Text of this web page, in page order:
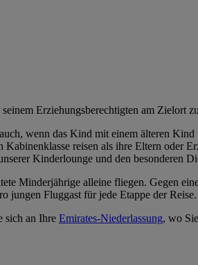
Erziehungsberechtigten am Zielort
wenn das Kind mit einem älteren Kind
reisen als ihre Eltern oder
Kinderlounge und den besonderen
Minderjährige alleine fliegen. Gegen
jungen Fluggast für jede Etappe der Reise.
sich an Ihre Emirates-Niederlassung, wo